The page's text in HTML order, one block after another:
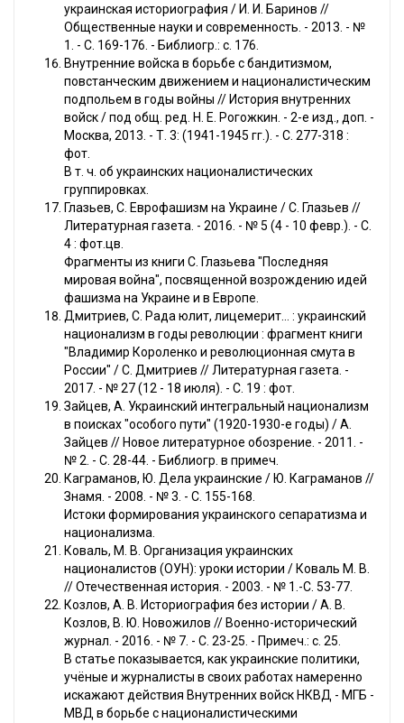
украинская историография / И. И. Баринов //
Общественные науки и современность. - 2013. - №
1. - С. 169-176. - Библиогр.: с. 176.
Внутренние войска в борьбе с бандитизмом,
повстанческим движением и националистическим
подпольем в годы войны // История внутренних
войск / под общ. ред. Н. Е. Рогожкин. - 2-е изд., доп. -
Москва, 2013. - Т. 3: (1941-1945 гг.). - С. 277-318 :
фот.
В т. ч. об украинских националистических
группировках.
Глазьев, С. Еврофашизм на Украине / С. Глазьев //
Литературная газета. - 2016. - № 5 (4 - 10 февр.). - С.
4 : фот.цв.
Фрагменты из книги С. Глазьева "Последняя
мировая война", посвященной возрождению идей
фашизма на Украине и в Европе.
Дмитриев, С. Рада юлит, лицемерит... : украинский
национализм в годы революции : фрагмент книги
"Владимир Короленко и революционная смута в
России" / С. Дмитриев // Литературная газета. -
2017. - № 27 (12 - 18 июля). - С. 19 : фот.
Зайцев, А. Украинский интегральный национализм
в поисках "особого пути" (1920-1930-е годы) / А.
Зайцев // Новое литературное обозрение. - 2011. -
№ 2. - С. 28-44. - Библиогр. в примеч.
Каграманов, Ю. Дела украинские / Ю. Каграманов //
Знамя. - 2008. - № 3. - С. 155-168.
Истоки формирования украинского сепаратизма и
национализма.
Коваль, М. В. Организация украинских
националистов (ОУН): уроки истории / Коваль М. В.
// Отечественная история. - 2003. - № 1.-С. 53-77.
Козлов, А. В. Историография без истории / А. В.
Козлов, В. Ю. Новожилов // Военно-исторический
журнал. - 2016. - № 7. - С. 23-25. - Примеч.: с. 25.
В статье показывается, как украинские политики,
учёные и журналисты в своих работах намеренно
искажают действия Внутренних войск НКВД - МГБ -
МВД в борьбе с националистическими